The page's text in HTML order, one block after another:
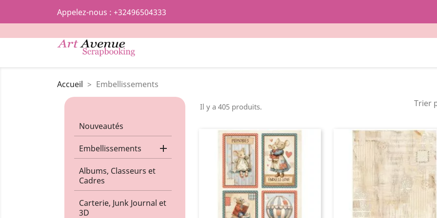
Appelez-nous : +32496504333
Accueil Embellissements
Nouveautés
Embellissements 
Albums, Classeurs et
Cadres
Carterie, Junk Journal et
3D
Il y a 405 produits.
Trier